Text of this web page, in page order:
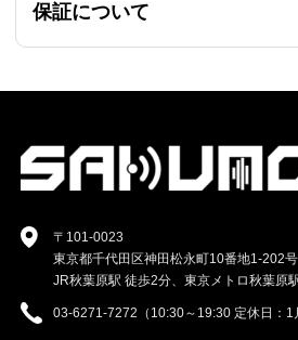
保証について
〒101-0023
東京都千代田区神田松永町10番地1-202号
JR秋葉原駅 徒歩2分、東京メトロ秋葉原
03-6271-7272（10:30～19:30 定休日：1